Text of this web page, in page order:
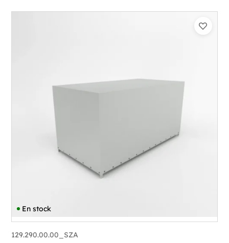
En stock
129.290.00.00_SZA